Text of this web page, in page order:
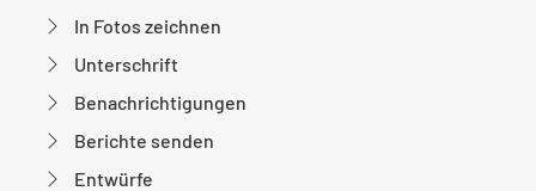
In Fotos zeichnen
Unterschrift
Benachrichtigungen
Berichte senden
Entwürfe